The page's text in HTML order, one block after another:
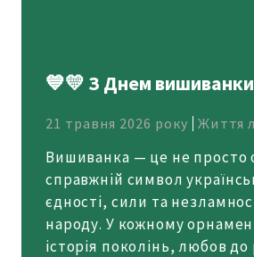
💙💛 З Днем
21 травня 2026 року Життя
Вишиванка — це не просто
справжній символ
єдності, сили та
народу. У кожному
історія поколінь, любов до